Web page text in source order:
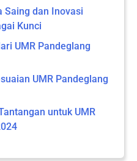
Saing dan Inovasi
Kunci
UMR Pandeglang
UMR Pandeglang
untuk UMR